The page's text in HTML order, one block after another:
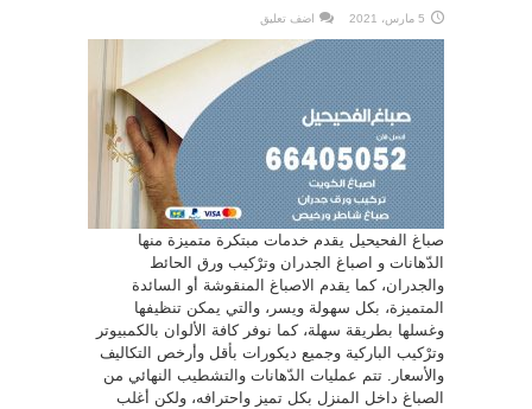
5 مارس، 2021 اضف تعليق
صباغ الفحيحيل يقدم خدمات مبتكرة متميزة منها
الدّهانات و اصباغ الجدران وترْكيب ورق الحائط
والجدران، كما يقدم الاصباغ المنقوشة أو السائدة
المتميزة، بكل سهولة ويسر، والتي يمكن تنظيفها
وغسلها بطريقة سهلة، كما نوفر كافة الألوان بالكمبيوتر
وترْكيب الباركية وجميع ديكورات بأقل وأرخص التكاليف
والأسعار. تتم عمليات الدّهانات والتشطيب النهائي من
الصباغ داخل المنزل بكل تميز واحترافه، ولكن أغلب